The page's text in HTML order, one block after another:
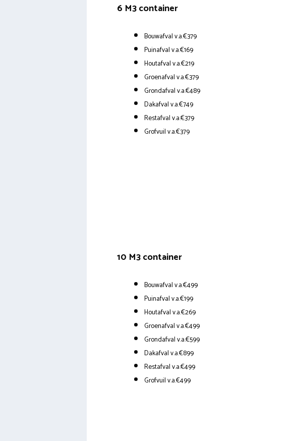
6 M3 container
Bouwafval v.a.€379
Puinafval v.a.€169
Houtafval v.a.€219
Groenafval v.a.€379
Grondafval v.a.€489
Dakafval v.a.€749
Restafval v.a.€379
Grofvuil v.a.€379
10 M3 container
Bouwafval v.a.€499
Puinafval v.a.€199
Houtafval v.a.€269
Groenafval v.a.€499
Grondafval v.a.€599
Dakafval v.a.€899
Restafval v.a.€499
Grofvuil v.a.€499